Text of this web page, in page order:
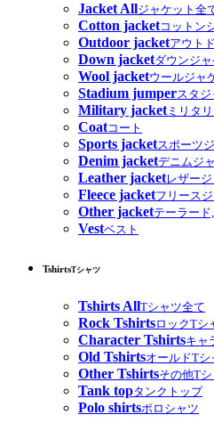
Jacket Allジャケット全
Cotton jacketコットン
Outdoor jacketアウト
Down jacketダウンジャ
Wool jacketウールジャ
Stadium jumperスタジ
Military jacketミリタ
Coatコート
Sports jacketスポーツ
Denim jacketデニムジ
Leather jacketレザージ
Fleece jacketフリース
Other jacketテーラー
Vestベスト
TshirtsTシャツ
Tshirts AllTシャツ全て
Rock TshirtsロックTシ
Character Tshirtsキャ
Old TshirtsオールドTシ
Other Tshirtsその他T
Tank topタンクトップ
Polo shirtsポロシャツ